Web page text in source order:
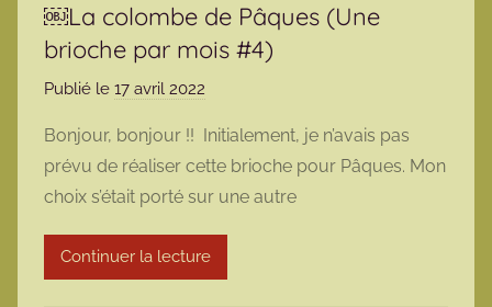
￼La colombe de Pâques (Une
brioche par mois #4)
Publié le 17 avril 2022
r
m
a
r
m
Bonjour, bonjour !! Initialement, je n’avais pas
prévu de réaliser cette brioche pour Pâques. Mon
choix s’était porté sur une autre
Continuer la lecture